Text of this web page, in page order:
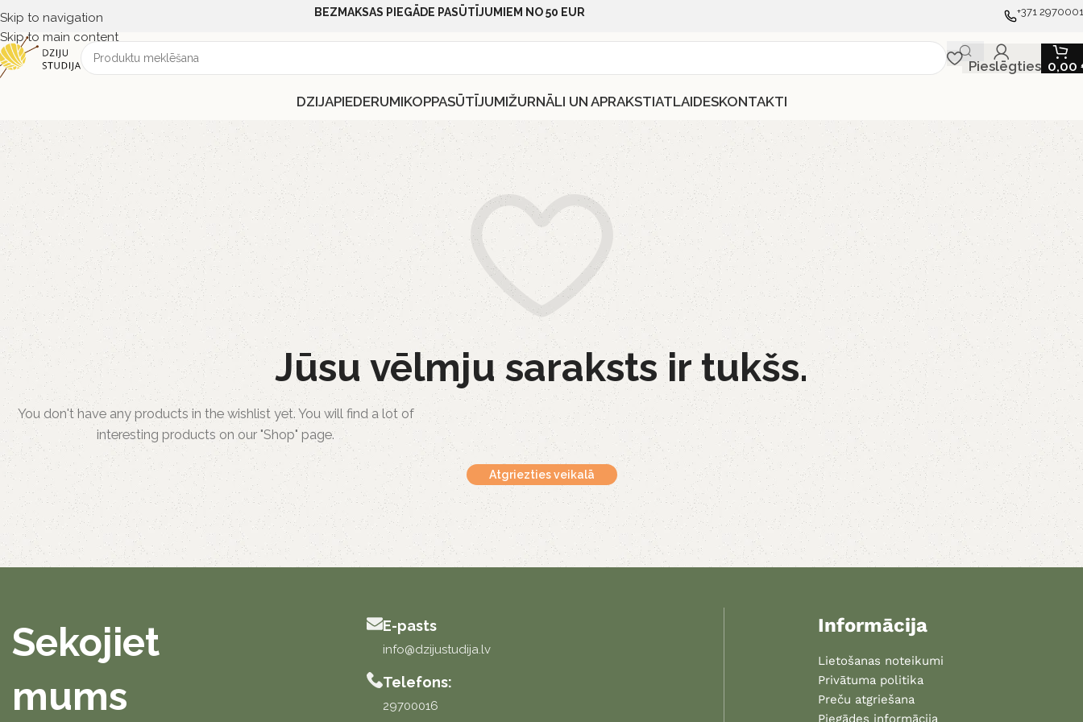
Skip to navigation
Skip to main content
BEZMAKSAS PIEGĀDE PASŪTĪJUMIEM NO 50 EUR +371
Pieslēgties 0,00
DZIJAPIEDERUMIKOPPASŪTĪJUMIŽURNĀLI UN APRAKSTIATLAIDESKONTAKTI
Jūsu vēlmju saraksts ir tukšs.
You don't have any products in the wishlist yet. You will find a lot of
interesting products on our "Shop" page.
Atgriezties veikalā
Sekojiet
mums
E-pasts
info@dzijustudija.lv
Telefons:
29700016
Informācija
Lietošanas noteikumi
Privātuma politika
Preču atgriešana
Piegādes informācija